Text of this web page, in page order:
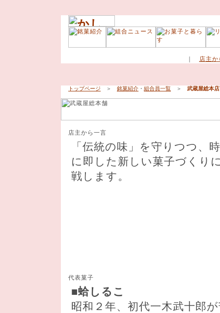
店主
トップページ ＞ 銘菓紹介 ・ 組合員一覧 ＞ 武蔵屋総本店
「伝統の味」を守りつつ、
に即した新しい菓子づくり
戦します。
■蛤しるこ
昭和２年、初代一木武十郎